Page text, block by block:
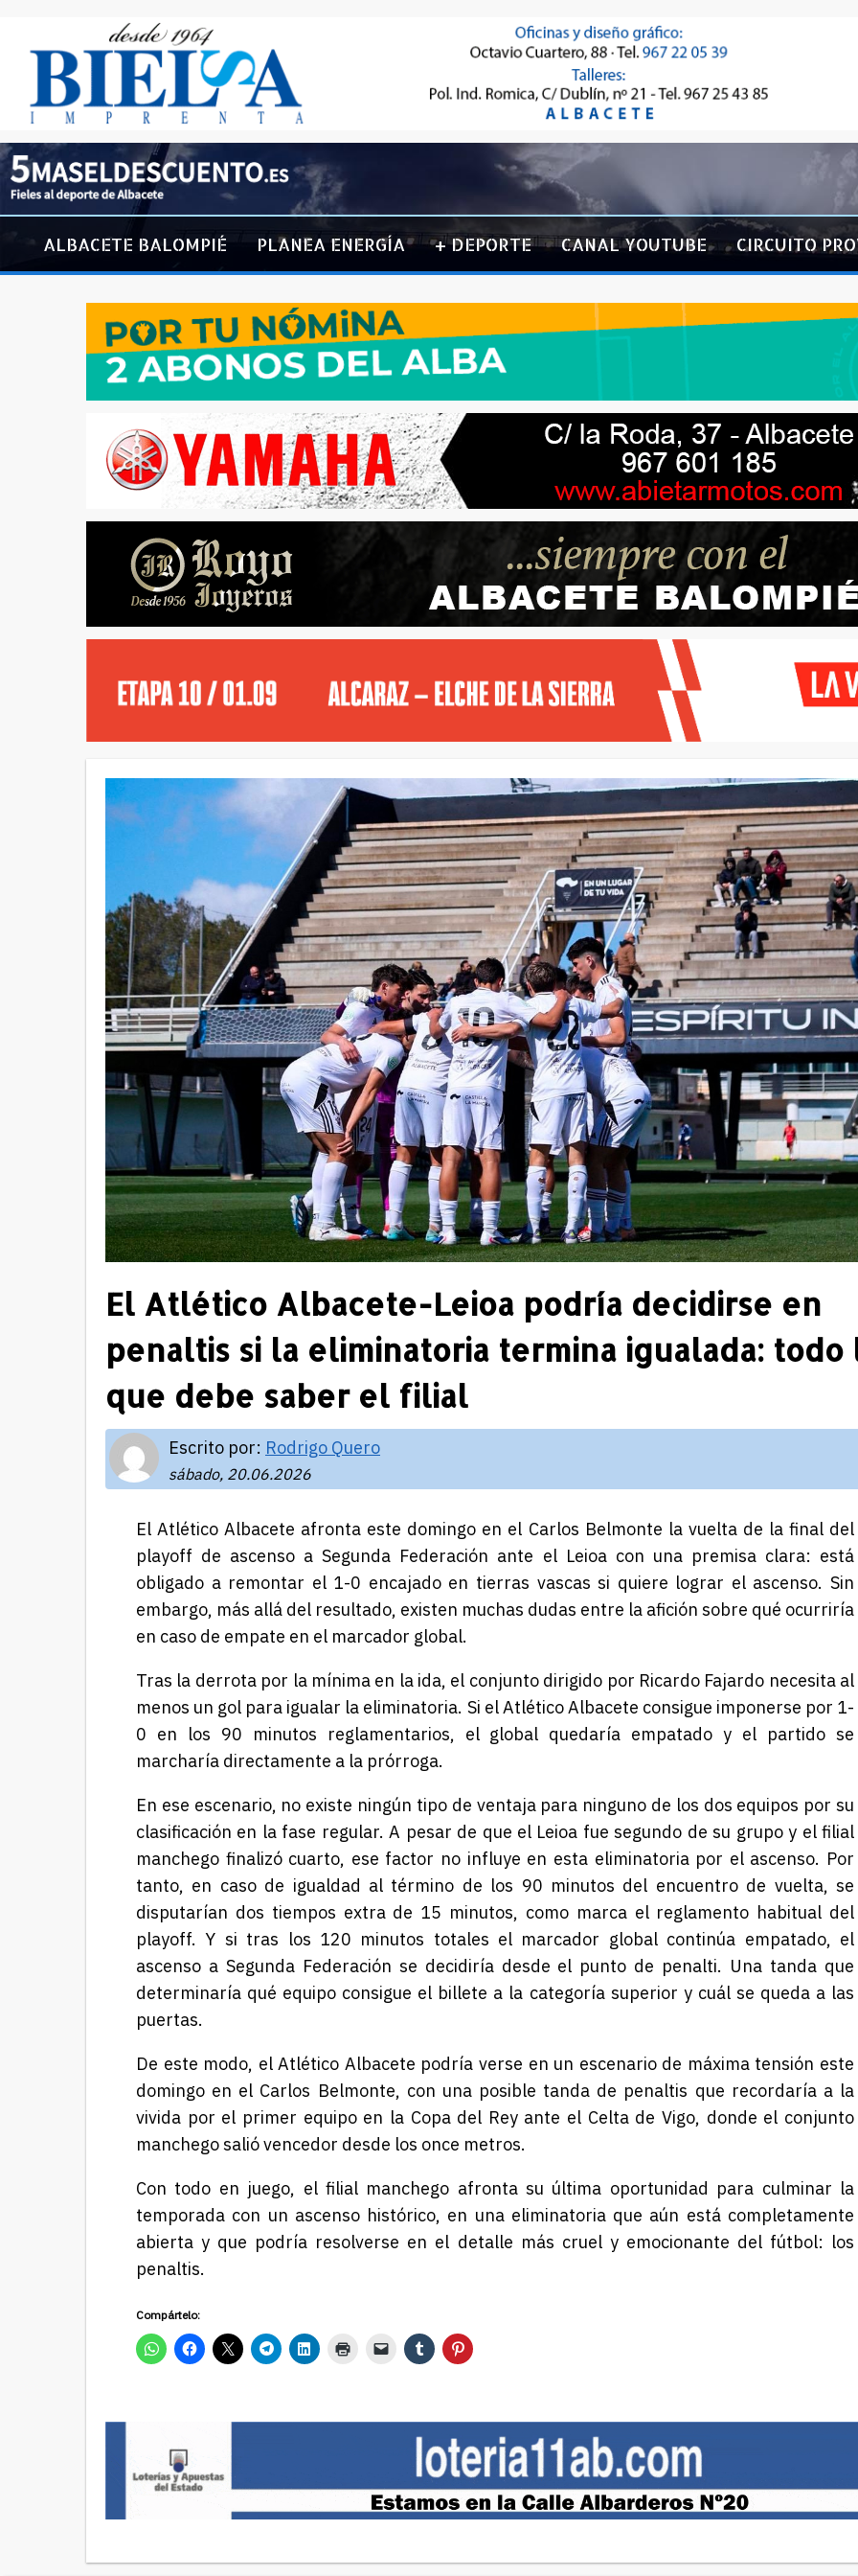
ALBACETE BALOMPIÉ PLANEA ENERGÍA + DEPORTE CANAL YOUTUBE CIRCUITO
El Atlético Albacete-Leioa podría decidirse en
penaltis si la eliminatoria termina igualada: todo
que debe saber el filial
Escrito por: Rodrigo Quero
sábado, 20.06.2026
El Atlético Albacete afronta este domingo en el Carlos Belmonte la vuelta de la final del
playoff de ascenso a Segunda Federación ante el Leioa con una premisa clara: está
obligado a remontar el 1-0 encajado en tierras vascas si quiere lograr el ascenso. Sin
embargo, más allá del resultado, existen muchas dudas entre la afición sobre qué ocurriría
en caso de empate en el marcador global.
Tras la derrota por la mínima en la ida, el conjunto dirigido por Ricardo Fajardo necesita al
menos un gol para igualar la eliminatoria. Si el Atlético Albacete consigue imponerse por 1-
0 en los 90 minutos reglamentarios, el global quedaría empatado y el partido se
marcharía directamente a la prórroga.
En ese escenario, no existe ningún tipo de ventaja para ninguno de los dos equipos por su
clasificación en la fase regular. A pesar de que el Leioa fue segundo de su grupo y el filial
manchego finalizó cuarto, ese factor no influye en esta eliminatoria por el ascenso. Por
tanto, en caso de igualdad al término de los 90 minutos del encuentro de vuelta, se
disputarían dos tiempos extra de 15 minutos, como marca el reglamento habitual del
playoff. Y si tras los 120 minutos totales el marcador global continúa empatado, el
ascenso a Segunda Federación se decidiría desde el punto de penalti. Una tanda que
determinaría qué equipo consigue el billete a la categoría superior y cuál se queda a las
puertas.
De este modo, el Atlético Albacete podría verse en un escenario de máxima tensión este
domingo en el Carlos Belmonte, con una posible tanda de penaltis que recordaría a la
vivida por el primer equipo en la Copa del Rey ante el Celta de Vigo, donde el conjunto
manchego salió vencedor desde los once metros.
Con todo en juego, el filial manchego afronta su última oportunidad para culminar la
temporada con un ascenso histórico, en una eliminatoria que aún está completamente
abierta y que podría resolverse en el detalle más cruel y emocionante del fútbol: los
penaltis.
Compártelo: